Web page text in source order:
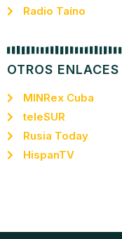
Radio Taíno
OTROS ENLACES
MINRex Cuba
teleSUR
Rusia Today
HispanTV